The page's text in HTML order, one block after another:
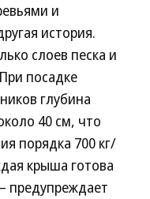
и
история.
слоев песка и
посадке
глубина
40 см, что
порядка 700 кг/
крыша готова
предупреждает